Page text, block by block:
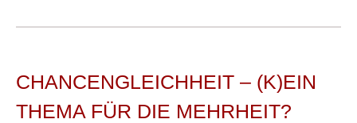
CHANCENGLEICHHEIT – (K)EIN
THEMA FÜR DIE MEHRHEIT?